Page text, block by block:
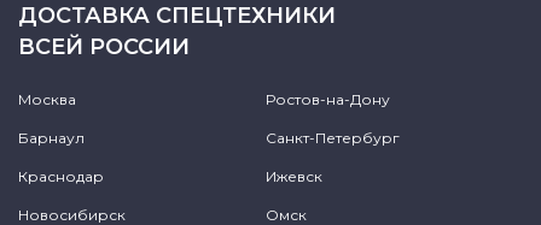
ДОСТАВКА СПЕЦТЕХНИКИ
ВСЕЙ РОССИИ
Москва Ростов-на-Дону
Барнаул Санкт-Петербург
Краснодар Ижевск
Новосибирск Омск